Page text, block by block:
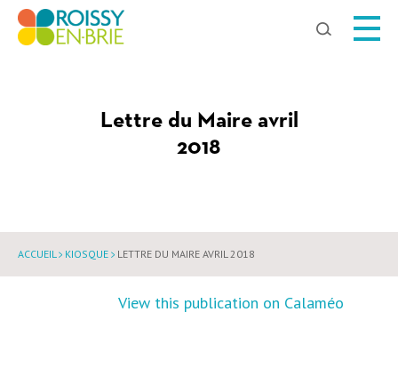
Chercher
Lettre du Maire avril
2018
ACCUEIL KIOSQUE LETTRE DU MAIRE AVRIL 2018
View this publication on Calaméo